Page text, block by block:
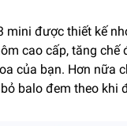
mini được thiết kế
cao cấp, tăng chế
của bạn. Hơn nữa
balo đem theo khi